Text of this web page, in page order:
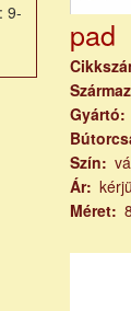
9-
pad
Gyártó
Szín
Ár
Méret